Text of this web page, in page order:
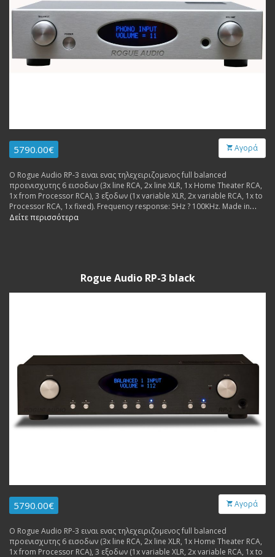
5790.00€ Αγορά
Ο Rogue Audio RP-3 ειναι ενας τηλεχειριζομενος full balanced
προενισχυτης 6 εισοδων (3x line RCA, 2x line XLR, 1x Home Theater RCA,
1x from Processor RCA), 3 εξοδων (1x variable XLR, 2x variable RCA, 1x to
Processor RCA, 1x fixed). Frequency response: 5Hz ? 100KHz. Made in
USA.
Δείτε περισσότερα
Rogue Audio RP-3 black
5790.00€ Αγορά
Ο Rogue Audio RP-3 ειναι ενας τηλεχειριζομενος full balanced
προενισχυτης 6 εισοδων (3x line RCA, 2x line XLR, 1x Home Theater RCA,
1x from Processor RCA), 3 εξοδων (1x variable XLR, 2x variable RCA, 1x to